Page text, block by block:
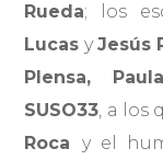
Rueda; los
LucasyJesús
Plensa,
SUSO33, a los
Roca y el